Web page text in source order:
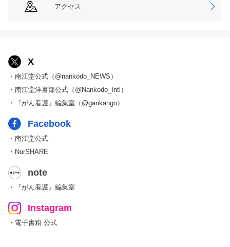
アクセス
X
・南江堂公式（@nankodo_NEWS）
・南江堂洋書部公式（@Nankodo_Intl）
・『がん看護』編集室（@gankango）
Facebook
・南江堂公式
・NurSHARE
note
・『がん看護』編集室
Instagram
・電子書籍 公式